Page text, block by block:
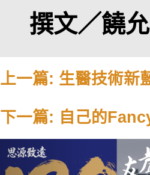
撰文／饒
上一篇: 生醫技術
下一篇: 自己的
Previous